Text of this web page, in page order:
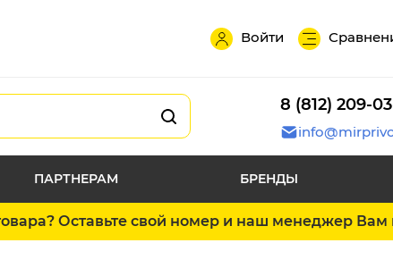
Войти
8 (812) 209-
ПАРТНЕРАМ БРЕНДЫ
Оставьте свой номер и наш менеджер Вам